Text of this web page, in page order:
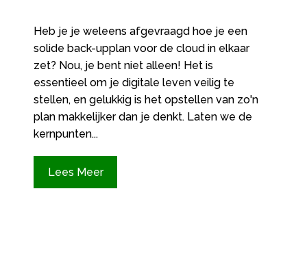
Heb je je weleens afgevraagd hoe je een
solide back-upplan voor de cloud in elkaar
zet? Nou, je bent niet alleen! Het is
essentieel om je digitale leven veilig te
stellen, en gelukkig is het opstellen van zo'n
plan makkelijker dan je denkt. Laten we de
kernpunten...
Lees Meer